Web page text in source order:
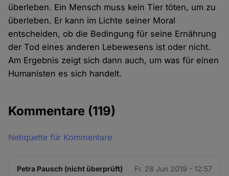
überleben. Ein Mensch muss kein Tier töten, um zu
überleben. Er kann im Lichte seiner Moral
entscheiden, ob die Bedingung für seine Ernährung
der Tod eines anderen Lebewesens ist oder nicht.
Am Ergebnis zeigt sich dann auch, um was für einen
Humanisten es sich handelt.
Kommentare (119)
Netiquette für Kommentare
Petra Pausch (nicht überprüft) Fr. 28 Jun 2019 - 12:57